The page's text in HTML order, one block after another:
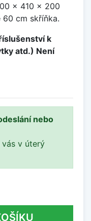
x 410 x 200
60 cm skříňka.
k
atd.) Není
nebo
vás v úterý